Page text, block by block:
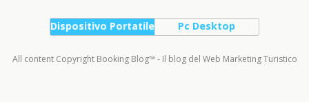
Dispositivo Portatile Pc Desktop
All content Copyright Booking Blog™ - Il blog del Web Marketing Turistico